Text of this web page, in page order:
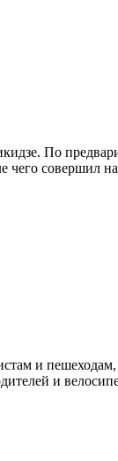
По
чего совершил
и
и